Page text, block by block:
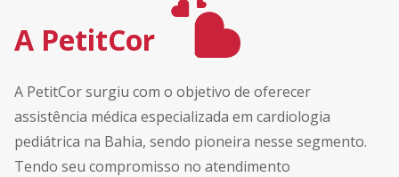
A PetitCor
A PetitCor surgiu com o objetivo de oferecer
assistência médica especializada em cardiologia
pediátrica na Bahia, sendo pioneira nesse segmento.
Tendo seu compromisso no atendimento